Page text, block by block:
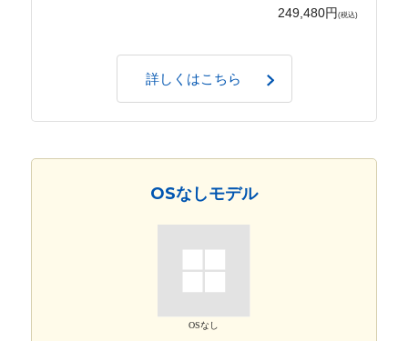
249,480円 (税込)
詳しくはこちら
OSなしモデル
OSなし